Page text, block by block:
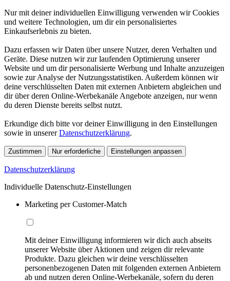
Nur mit deiner individuellen Einwilligung verwenden wir Cookies
und weitere Technologien, um dir ein personalisiertes
Einkaufserlebnis zu bieten.
Dazu erfassen wir Daten über unsere Nutzer, deren Verhalten und
Geräte. Diese nutzen wir zur laufenden Optimierung unserer
Website und um dir personalisierte Werbung und Inhalte anzuzeigen
sowie zur Analyse der Nutzungsstatistiken. Außerdem können wir
deine verschlüsselten Daten mit externen Anbietern abgleichen und
dir über deren Online-Werbekanäle Angebote anzeigen, nur wenn
du deren Dienste bereits selbst nutzt.
Erkundige dich bitte vor deiner Einwilligung in den Einstellungen
sowie in unsererDatenschutzerklärung.
Zustimmen Nur erforderliche Einstellungen anpassen
Datenschutzerklärung
Individuelle Datenschutz-Einstellungen
Marketing per Customer-Match
Mit deiner Einwilligung informieren wir dich auch abseits
unserer Website über Aktionen und zeigen dir relevante
Produkte. Dazu gleichen wir deine verschlüsselten
personenbezogenen Daten mit folgenden externen Anbietern
ab und nutzen deren Online-Werbekanäle, sofern du deren